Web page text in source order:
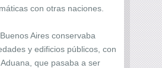
con otras naciones.
Aires conservaba
y edificios públicos, con
que pasaba a ser